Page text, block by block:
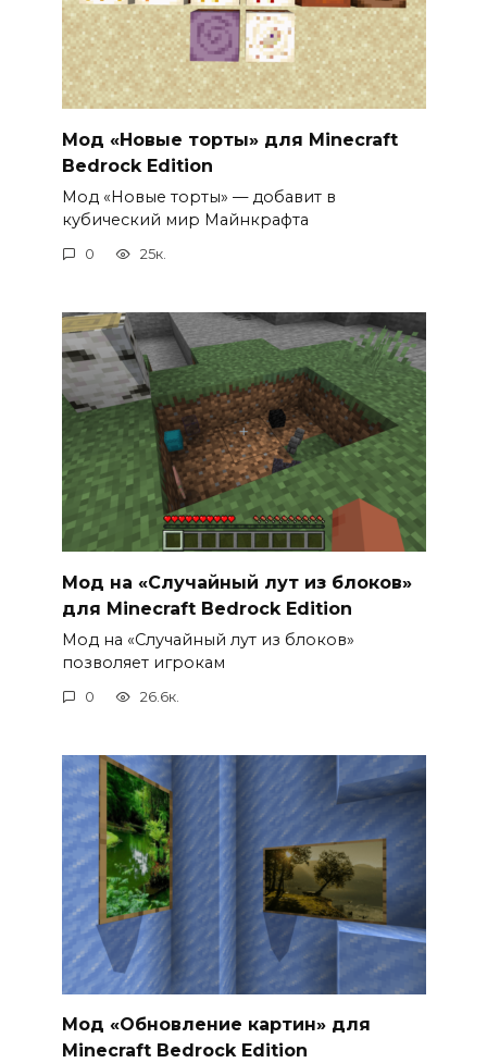
Мод «Новые торты» для Minecraft
Bedrock Edition
Мод «Новые торты» — добавит в
кубический мир Майнкрафта
0 25к.
Мод на «Случайный лут из блоков»
для Minecraft Bedrock Edition
Мод на «Случайный лут из блоков»
позволяет игрокам
0 26.6к.
Мод «Обновление картин» для
Minecraft Bedrock Edition